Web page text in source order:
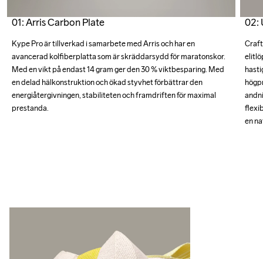
01: Arris Carbon Plate
Kype Pro är tillverkad i samarbete med Arris och har en
avancerad kolfiberplatta som är skräddarsydd för maratonskor.
Med en vikt på endast 14 gram ger den 30 % viktbesparing. Med
en delad hälkonstruktion och ökad styvhet förbättrar den
energiåtergivningen, stabiliteten och framdriften för maximal
prestanda.
02:
en